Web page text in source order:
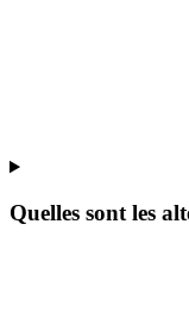
Quelles sont les